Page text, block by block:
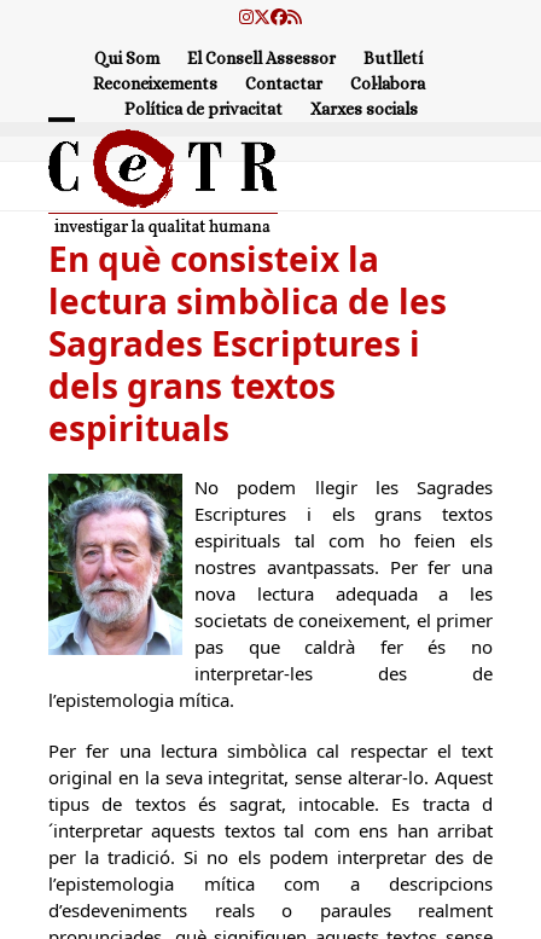
Instagram
Twitter
Facebook
RSS
Qui Som El Consell Assessor
Butlletí
Reconeixements
Contactar
Col·labora
Política de privacitat
Xarxes socials
Open
mobile
menu
Close
mobile
menu
En què consisteix la
lectura simbòlica de les
Sagrades Escriptures i
dels grans textos
espirituals
No podem llegir les Sagrades
Escriptures i els grans textos
espirituals tal com ho feien els
nostres avantpassats. Per fer una
nova lectura adequada a les
societats de coneixement, el primer
pas que caldrà fer és no
interpretar-les des de
l’epistemologia mítica.
Per fer una lectura simbòlica cal respectar el text
original en la seva integritat, sense alterar-lo. Aquest
tipus de textos és sagrat, intocable. Es tracta d
´interpretar aquests textos tal com ens han arribat
per la tradició. Si no els podem interpretar des de
l’epistemologia mítica com a descripcions
d’esdeveniments reals o paraules realment